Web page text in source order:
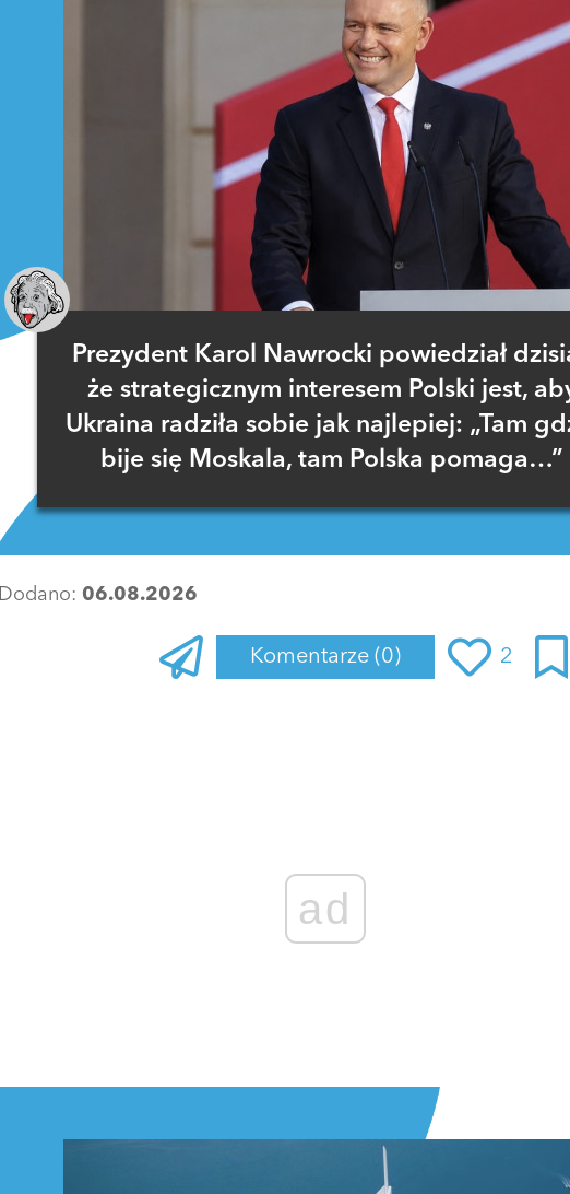
Prezydent Karol Nawrocki powiedział
że strategicznym interesem Polski jest,
Ukraina radziła sobie jak najlepiej: „Tam
bije się Moskala, tam Polska pomaga…”
Dodano: 06.08.2026
Komentarze (0) 2
ad